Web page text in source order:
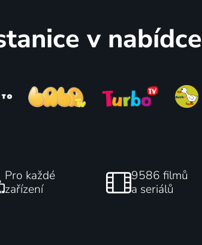
v nabídce
Pro každé
zařízení
9586 filmů
a seriálů